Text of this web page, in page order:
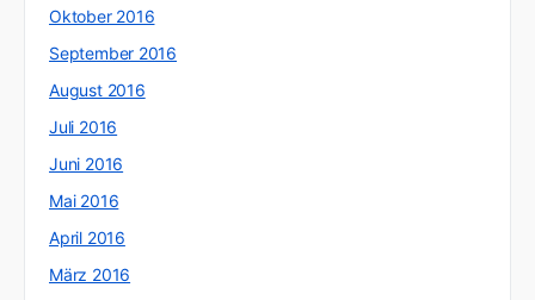
Oktober 2016
September 2016
August 2016
Juli 2016
Juni 2016
Mai 2016
April 2016
März 2016